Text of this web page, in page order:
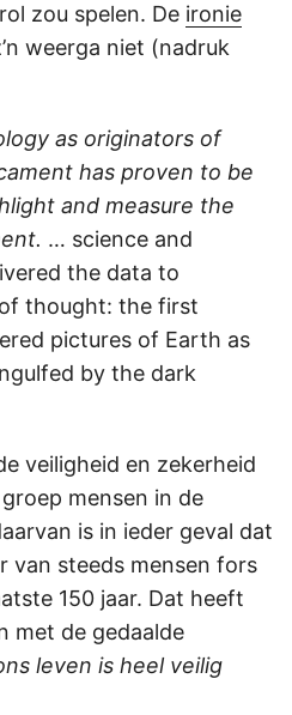
zou spelen. De ironie
weerga niet (nadruk
as originators of
has proven to be
and measure the
… science and
the data to
thought: the first
pictures of Earth as
by the dark
veiligheid en zekerheid
mensen in de
is in ieder geval dat
van steeds mensen fors
150 jaar. Dat heeft
met de gedaalde
leven is heel veilig